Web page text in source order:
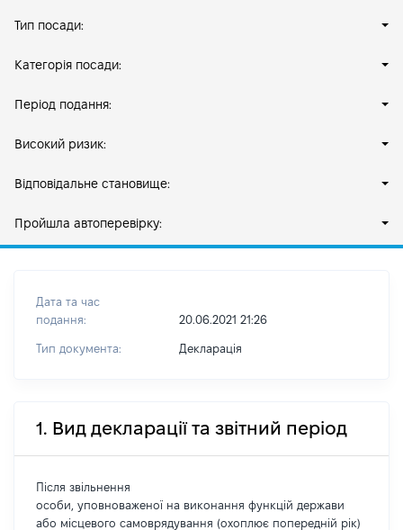
Тип посади:
Категорія посади:
Період подання:
Високий ризик:
Відповідальне становище:
Пройшла автоперевірку:
Дата та час
подання:
20.06.2021 21:26
Тип документа: Декларація
1. Вид декларації та звітний період
Після звільнення
особи, уповноваженої на виконання функцій держави
або місцевого самоврядування (охоплює попередній рік)